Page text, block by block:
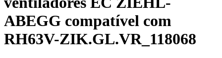
ABEGG compatível com
RH63V-ZIK.GL.VR_118068